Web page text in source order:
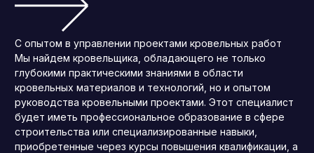
С опытом в управлении проектами кровельных работ
Мы найдем кровельщика, обладающего не только
глубокими практическими знаниями в области
кровельных материалов и технологий, но и опытом
руководства кровельными проектами. Этот специалист
будет иметь профессиональное образование в сфере
строительства или специализированные навыки,
приобретенные через курсы повышения квалификации, а